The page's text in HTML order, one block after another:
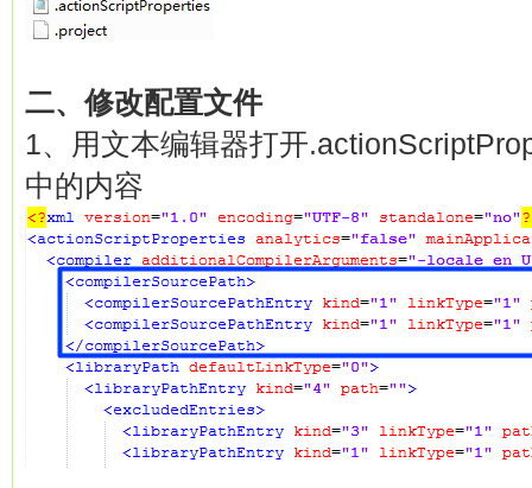
二、修改配置文件
1、用文本编辑器打开
中的内容